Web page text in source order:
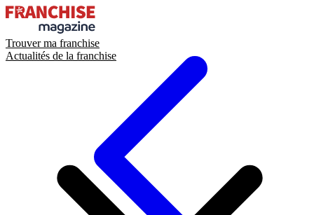
Trouver ma franchise
Actualités de la franchise